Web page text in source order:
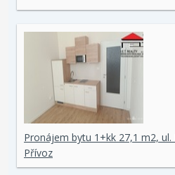
Pronájem bytu 1+kk 27,1 m2,
Přívoz